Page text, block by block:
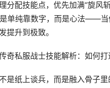
分配技能点，优先加满“旋风
单纯靠数字，而是心法——
提升到极致。
是纸上谈兵，而是融入骨子